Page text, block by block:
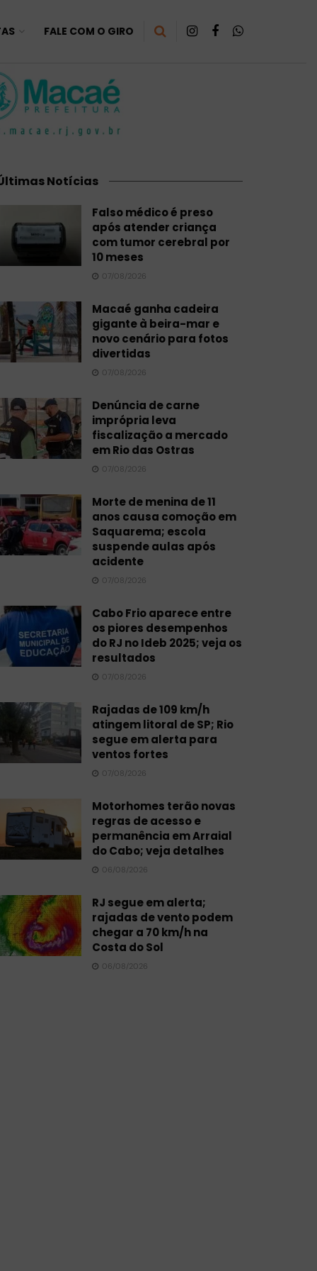
FALE COM O GIRO
Notícias
Falso médico é preso
após atender criança
com tumor cerebral por
10 meses
07/08/2026
Macaé ganha cadeira
gigante à beira-mar e
novo cenário para fotos
divertidas
07/08/2026
Denúncia de carne
imprópria leva
fiscalização a mercado
em Rio das Ostras
07/08/2026
Morte de menina de 11
anos causa comoção em
Saquarema; escola
suspende aulas após
acidente
07/08/2026
Cabo Frio aparece entre
os piores desempenhos
do RJ no Ideb 2025; veja os
resultados
07/08/2026
Rajadas de 109 km/h
atingem litoral de SP; Rio
segue em alerta para
ventos fortes
07/08/2026
Motorhomes terão novas
regras de acesso e
permanência em Arraial
do Cabo; veja detalhes
06/08/2026
RJ segue em alerta;
rajadas de vento podem
chegar a 70 km/h na
Costa do Sol
06/08/2026